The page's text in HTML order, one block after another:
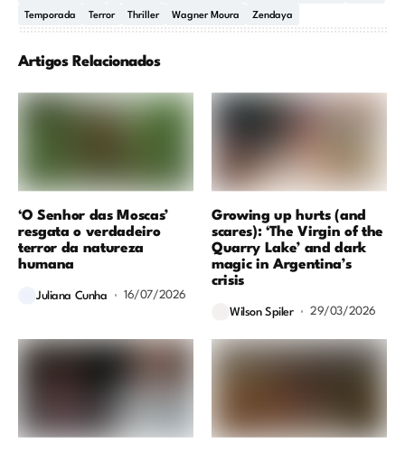
Temporada Terror Thriller Wagner Moura Zendaya
Artigos Relacionados
‘O Senhor das Moscas’
resgata o verdadeiro
terror da natureza
humana
Juliana Cunha 16/07/2026
Growing up hurts (and
scares): ‘The Virgin of the
Quarry Lake’ and dark
magic in Argentina’s
crisis
Wilson Spiler 29/03/2026